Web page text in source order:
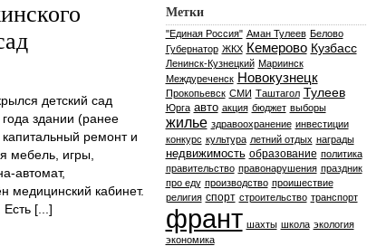
детский сад
здании (ранее
ремонт и
мебель, игры,
автомат,
медицинский кабинет.
[...]
Метки
"Единая Россия" Аман Тулеев Белово
Губернатор ЖКХ Кемерово Кузбасс
Ленинск-Кузнецкий Мариинск
Междуреченск Новокузнецк
Прокопьевск СМИ Таштагол Тулеев
Юрга авто акция бюджет выборы
жилье здравоохранение инвестиции
конкурс культура летний отдых награды
недвижимость образование политика
правительство правонарушения праздник
про еду производство проишествие
религия спорт строительство транспорт
франт шахты школа экология
экономика